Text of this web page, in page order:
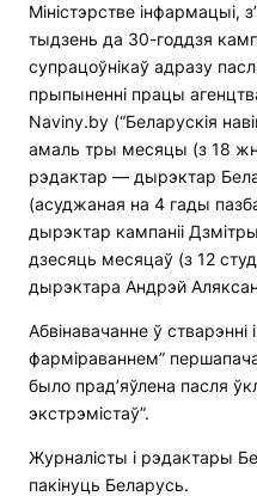
Міністэрстве інфармацыі,
тыдзень да 30-годдзя
супрацоўнікаў адразу
прыпыненні працы
Naviny.by (“Беларускія
амаль тры месяцы (з 18
рэдактар — дырэктар
(асуджаная на 4 гады
дырэктар кампаніі
дзесяць месяцаў (з 12
дырэктара Андрэй
Абвінавачанне ў стварэнні
фарміраваннем”
было прад’яўлена пасля
экстрэмістаў”.
Журналісты і рэдактары
пакінуць Беларусь.